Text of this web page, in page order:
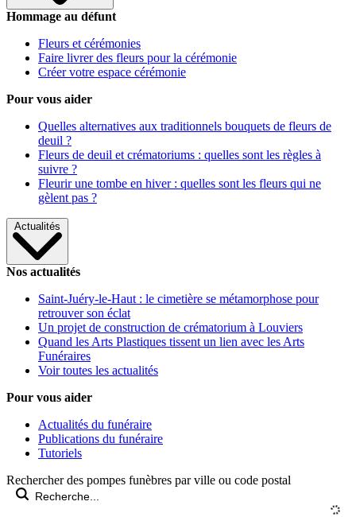
Hommage au défunt
Fleurs et cérémonies
Faire livrer des fleurs pour la cérémonie
Créer votre espace cérémonie
Pour vous aider
Quelles alternatives aux traditionnels bouquets de fleurs de
deuil ?
Fleurs de deuil et crématoriums : quelles sont les règles à
suivre ?
Fleurir une tombe en hiver : quelles sont les fleurs qui ne
gèlent pas ?
Actualités
Nos actualités
Saint-Juéry-le-Haut : le cimetière se métamorphose pour
retrouver son éclat
Un projet de construction de crématorium à Louviers
Quand les Arts Plastiques tissent un lien avec les Arts
Funéraires
Voir toutes les actualités
Pour vous aider
Actualités du funéraire
Publications du funéraire
Tutoriels
Rechercher des pompes funèbres par ville ou code postal